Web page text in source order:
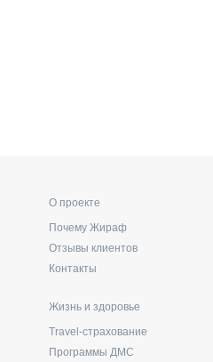
О проекте
Почему Жираф
Отзывы клиентов
Контакты
Жизнь и здоровье
Travel-страхование
Программы ДМС